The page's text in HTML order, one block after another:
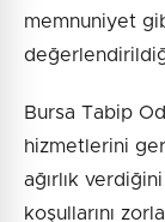
memnuniyet
Bursa Tabip
hizmetlerini
ağırlık verdiğini
koşullarını